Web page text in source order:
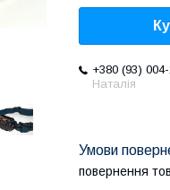
+380 (93)
Наталія
повернення